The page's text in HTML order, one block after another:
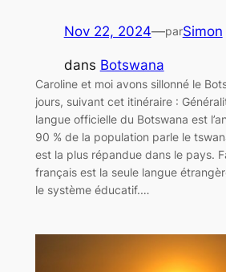
Nov 22, 2024—parSimon
dans Botswana
Caroline et moi avons sillonné le
jours, suivant cet itinéraire :
langue officielle du Botswana est
90 % de la population parle le
est la plus répandue dans le pays.
français est la seule langue
le système éducatif.…